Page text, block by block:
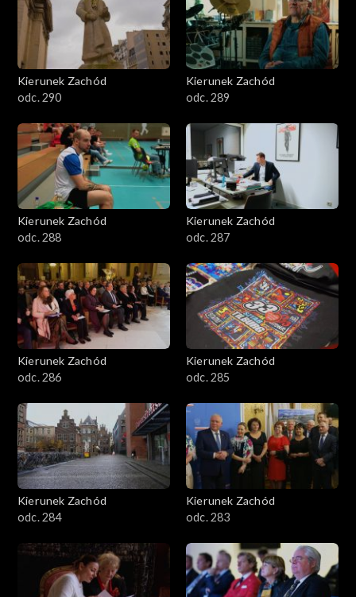
Kierunek Zachód
odc. 290
Kierunek Zachód
odc. 289
Kierunek Zachód
odc. 288
Kierunek Zachód
odc. 287
Kierunek Zachód
odc. 286
Kierunek Zachód
odc. 285
Kierunek Zachód
odc. 284
Kierunek Zachód
odc. 283